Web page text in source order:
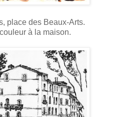
place des Beaux-Arts.
à la maison.